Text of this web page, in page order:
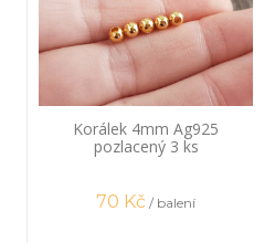
Korálek 4mm Ag925
pozlacený 3 ks
70 Kč / balení